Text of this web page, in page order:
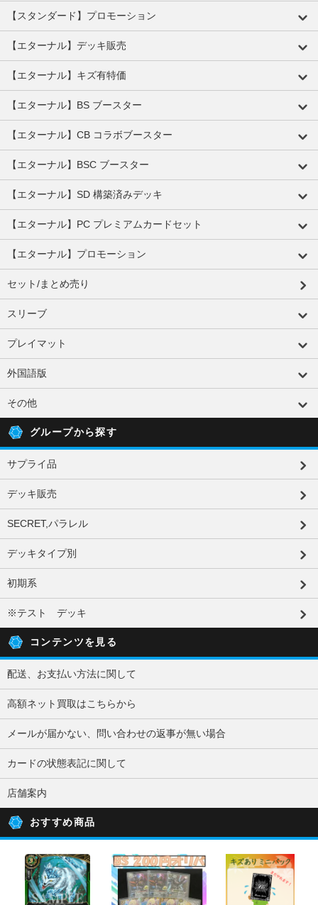
【スタンダード】プロモーション
【エターナル】デッキ販売
【エターナル】キズ有特価
【エターナル】BS ブースター
【エターナル】CB コラボブースター
【エターナル】BSC ブースター
【エターナル】SD 構築済みデッキ
【エターナル】PC プレミアムカードセット
【エターナル】プロモーション
セット/まとめ売り
スリーブ
プレイマット
外国語版
その他
グループから探す
サプライ品
デッキ販売
SECRET,パラレル
デッキタイプ別
初期系
※テスト デッキ
コンテンツを見る
配送、お支払い方法に関して
高額ネット買取はこちらから
メールが届かない、問い合わせの返事が無い場合
カードの状態表記に関して
店舗案内
おすすめ商品